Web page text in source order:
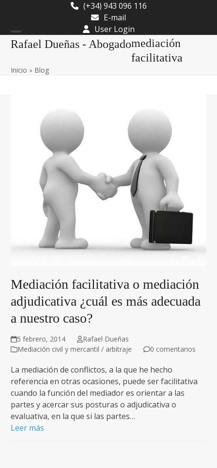
content
(+34) 943 096 116
E-mail
User Login
Rafael Dueñas - Abogado
Open
menu
Close
menu
mediación
facilitativa
Inicio » Blog
Mediación facilitativa o mediación
adjudicativa ¿cuál es más adecuada
a nuestro caso?
5 febrero, 2014
Rafael Dueñas
Mediación civil y mercantil / arbitraje
0 comentarios
La mediación de conflictos, a la que he hecho
referencia en otras ocasiones, puede ser facilitativa
cuando la función del mediador es orientar a las
partes y acercar sus posturas o adjudicativa o
evaluativa, en la que si las partes…
Leer más